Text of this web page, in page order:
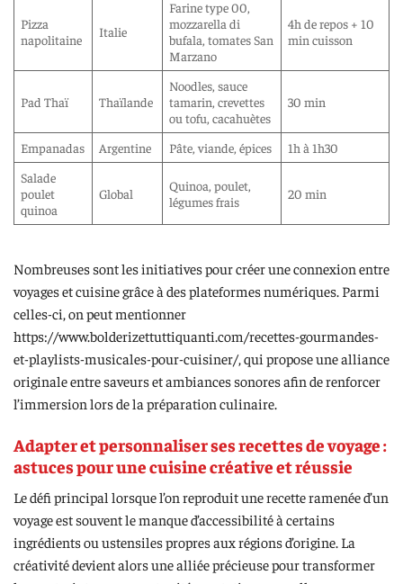
Pizza
napolitaine
Italie
Farine type 00,
mozzarella di
bufala, tomates San
Marzano
4h de repos + 10
min cuisson
Pad Thaï Thaïlande
Noodles, sauce
tamarin, crevettes
ou tofu, cacahuètes
30 min
Empanadas Argentine Pâte, viande, épices
1h à 1h30
Salade
poulet
quinoa
Global
Quinoa, poulet,
légumes frais
20 min
Nombreuses sont les initiatives pour créer une connexion entre
voyages et cuisine grâce à des plateformes numériques. Parmi
celles-ci, on peut mentionner
https://www.bolderizettuttiquanti.com/recettes-gourmandes-
et-playlists-musicales-pour-cuisiner/, qui propose une alliance
originale entre saveurs et ambiances sonores afin de renforcer
l’immersion lors de la préparation culinaire.
Adapter et personnaliser ses recettes de voyage :
astuces pour une cuisine créative et réussie
Le défi principal lorsque l’on reproduit une recette ramenée d’un
voyage est souvent le manque d’accessibilité à certains
ingrédients ou ustensiles propres aux régions d’origine. La
créativité devient alors une alliée précieuse pour transformer